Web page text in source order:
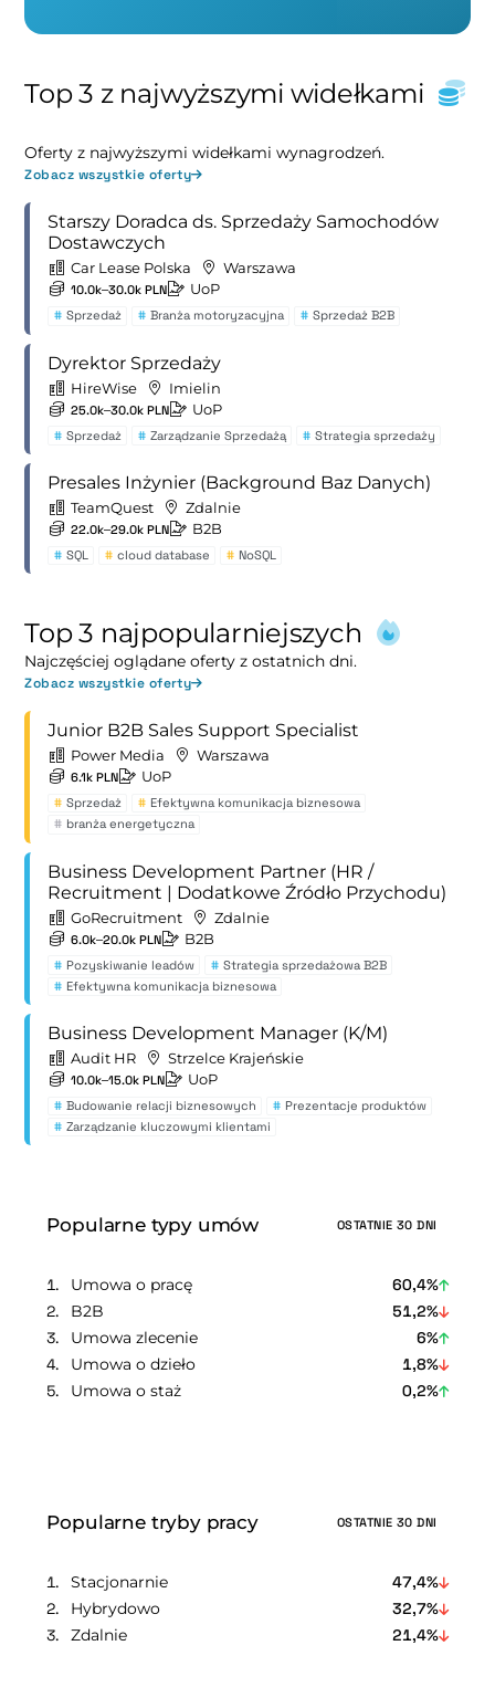
Top 3 z najwyższymi widełkami
Oferty z najwyższymi widełkami wynagrodzeń.
Zobacz wszystkie oferty
Starszy Doradca ds. Sprzedaży Samochodów
Dostawczych
Car Lease Polska Warszawa
10.0k–30.0k PLN UoP
# Sprzedaż # Branża motoryzacyjna # Sprzedaż B2B
Dyrektor Sprzedaży
HireWise Imielin
25.0k–30.0k PLN UoP
# Sprzedaż # Zarządzanie Sprzedażą # Strategia sprzedaży
Presales Inżynier (Background Baz Danych)
TeamQuest Zdalnie
22.0k–29.0k PLN B2B
# SQL # cloud database # NoSQL
Top 3 najpopularniejszych
Najczęściej oglądane oferty z ostatnich dni.
Zobacz wszystkie oferty
Junior B2B Sales Support Specialist
Power Media Warszawa
6.1k PLN UoP
# Sprzedaż # Efektywna komunikacja biznesowa
# branża energetyczna
Business Development Partner (HR /
Recruitment | Dodatkowe Źródło Przychodu)
GoRecruitment Zdalnie
6.0k–20.0k PLN B2B
# Pozyskiwanie leadów # Strategia sprzedażowa B2B
# Efektywna komunikacja biznesowa
Business Development Manager (K/M)
Audit HR Strzelce Krajeńskie
10.0k–15.0k PLN UoP
# Budowanie relacji biznesowych # Prezentacje produktów
# Zarządzanie kluczowymi klientami
Popularne typy umów OSTATNIE 30 DNI
Umowa o pracę
60,4%
B2B
51,2%
Umowa zlecenie
6%
Umowa o dzieło
1,8%
Umowa o staż
0,2%
Popularne tryby pracy OSTATNIE 30 DNI
Stacjonarnie
47,4%
Hybrydowo
32,7%
Zdalnie
21,4%